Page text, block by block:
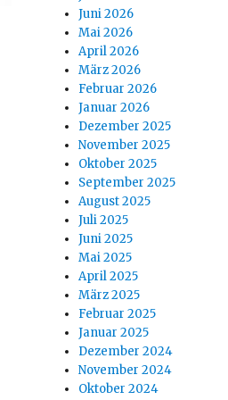
Juni 2026
Mai 2026
April 2026
März 2026
Februar 2026
Januar 2026
Dezember 2025
November 2025
Oktober 2025
September 2025
August 2025
Juli 2025
Juni 2025
Mai 2025
April 2025
März 2025
Februar 2025
Januar 2025
Dezember 2024
November 2024
Oktober 2024